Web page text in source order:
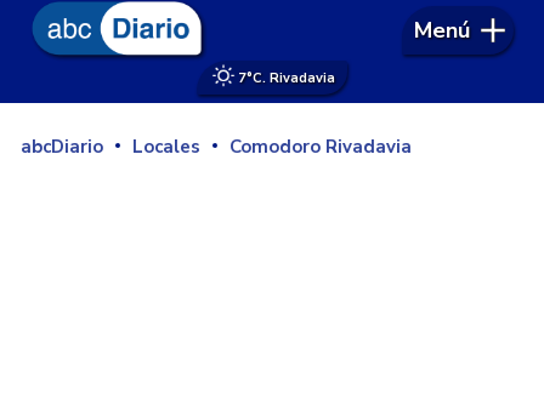
7°C. Rivadavia
Menú
abcDiario Locales Comodoro Rivadavia